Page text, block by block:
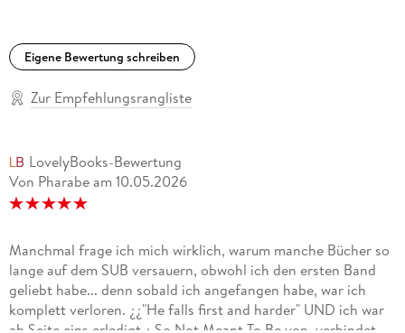
Eigene Bewertung schreiben
Zur Empfehlungsrangliste
LovelyBooks-Bewertung
Von Pharabe am 10.05.2026
Manchmal frage ich mich wirklich, warum manche Bücher so
lange auf dem SUB versauern, obwohl ich den ersten Band
geliebt habe... denn sobald ich angefangen habe, war ich
komplett verloren. ¿¿"He falls first and harder" UND ich war